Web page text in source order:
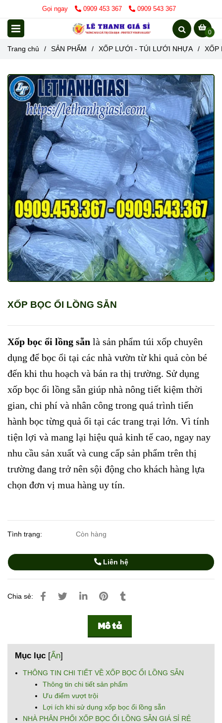
Gọi ngay 0909 453 367 0909 543 367
0
Trang chủ / SẢN PHẨM / XỐP LƯỚI - TÚI LƯỚI NHỰA / XỐP
XỐP BỌC ỔI LỒNG SẴN
Xốp bọc ổi lồng sẵn là sản phẩm túi xốp chuyên
dụng để bọc ổi tại các nhà vườn từ khi quả còn bé
đến khi thu hoạch và bán ra thị trường. Sử dụng
xốp bọc ổi lồng sẵn giúp nhà nông tiết kiệm thời
gian, chi phí và nhân công trong quá trình tiến
hành bọc từng quả ổi tại các trang trại lớn. Vì tính
tiện lợi và mang lại hiệu quả kinh tế cao, ngay nay
nhu cầu sản xuất và cung cấp sản phẩm trên thị
trường đang trở nên sội động cho khách hàng lựa
chọn đơn vị mua hàng uy tín.
Tình trạng: Còn hàng
Liên hệ
Chia sẻ:
Mô tả
Mục lục [Ẩn]
THÔNG TIN CHI TIẾT VỀ XỐP BỌC ỔI LỒNG SẴN
Thông tin chi tiết sản phẩm
Ưu điểm vượt trội
Lợi ích khi sử dụng xốp bọc ổi lồng sẵn
NHÀ PHÂN PHỐI XỐP BỌC ỔI LỒNG SẴN GIÁ SỈ RẺ